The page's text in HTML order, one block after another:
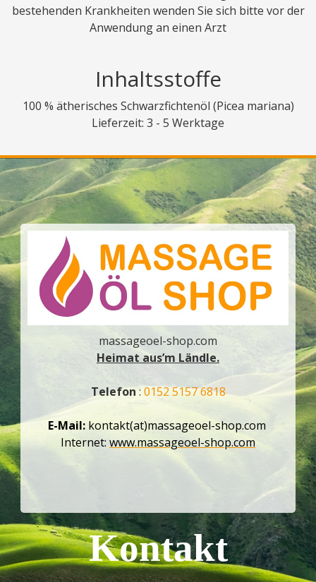
bestehenden Krankheiten wenden Sie sich bitte vor der
Anwendung an einen Arzt
Inhaltsstoffe
100 % ätherisches Schwarzfichtenöl (Picea mariana)
Lieferzeit: 3 - 5 Werktage
massageoel-shop.com
Heimat aus’m Ländle.
Telefon: 0152 5157 6818
E-Mail: kontakt(at)massageoel-shop.com
Internet: www.massageoel-shop.com
Kontakt